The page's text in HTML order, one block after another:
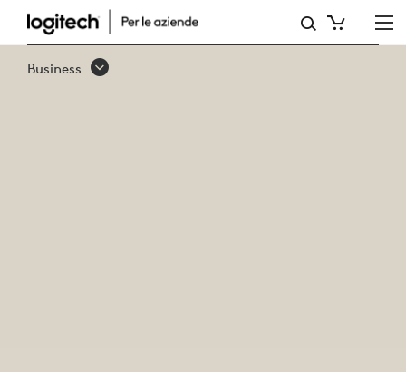
WEBCAM
AZIENDALI
Business